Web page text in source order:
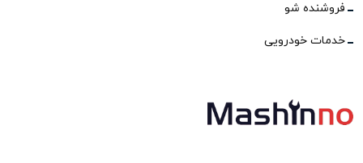
فروشنده شو
خدمات خودرویی